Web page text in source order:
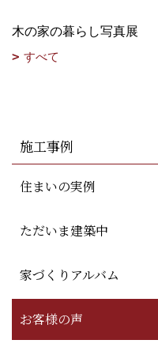
木の家の暮らし写真展
すべて
施工事例
住まいの実例
ただいま建築中
家づくりアルバム
お客様の声